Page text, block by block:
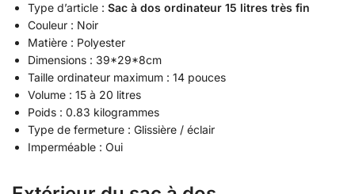
Type d’article : Sac à dos ordinateur 15 litres très fin
Couleur : Noir
Matière : Polyester
Dimensions : 39*29*8cm
Taille ordinateur maximum : 14 pouces
Volume : 15 à 20 litres
Poids : 0.83 kilogrammes
Type de fermeture : Glissière / éclair
Imperméable : Oui